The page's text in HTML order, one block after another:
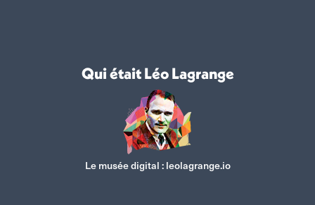
Qui était Léo Lagrange
Le musée digital :leolagrange.io